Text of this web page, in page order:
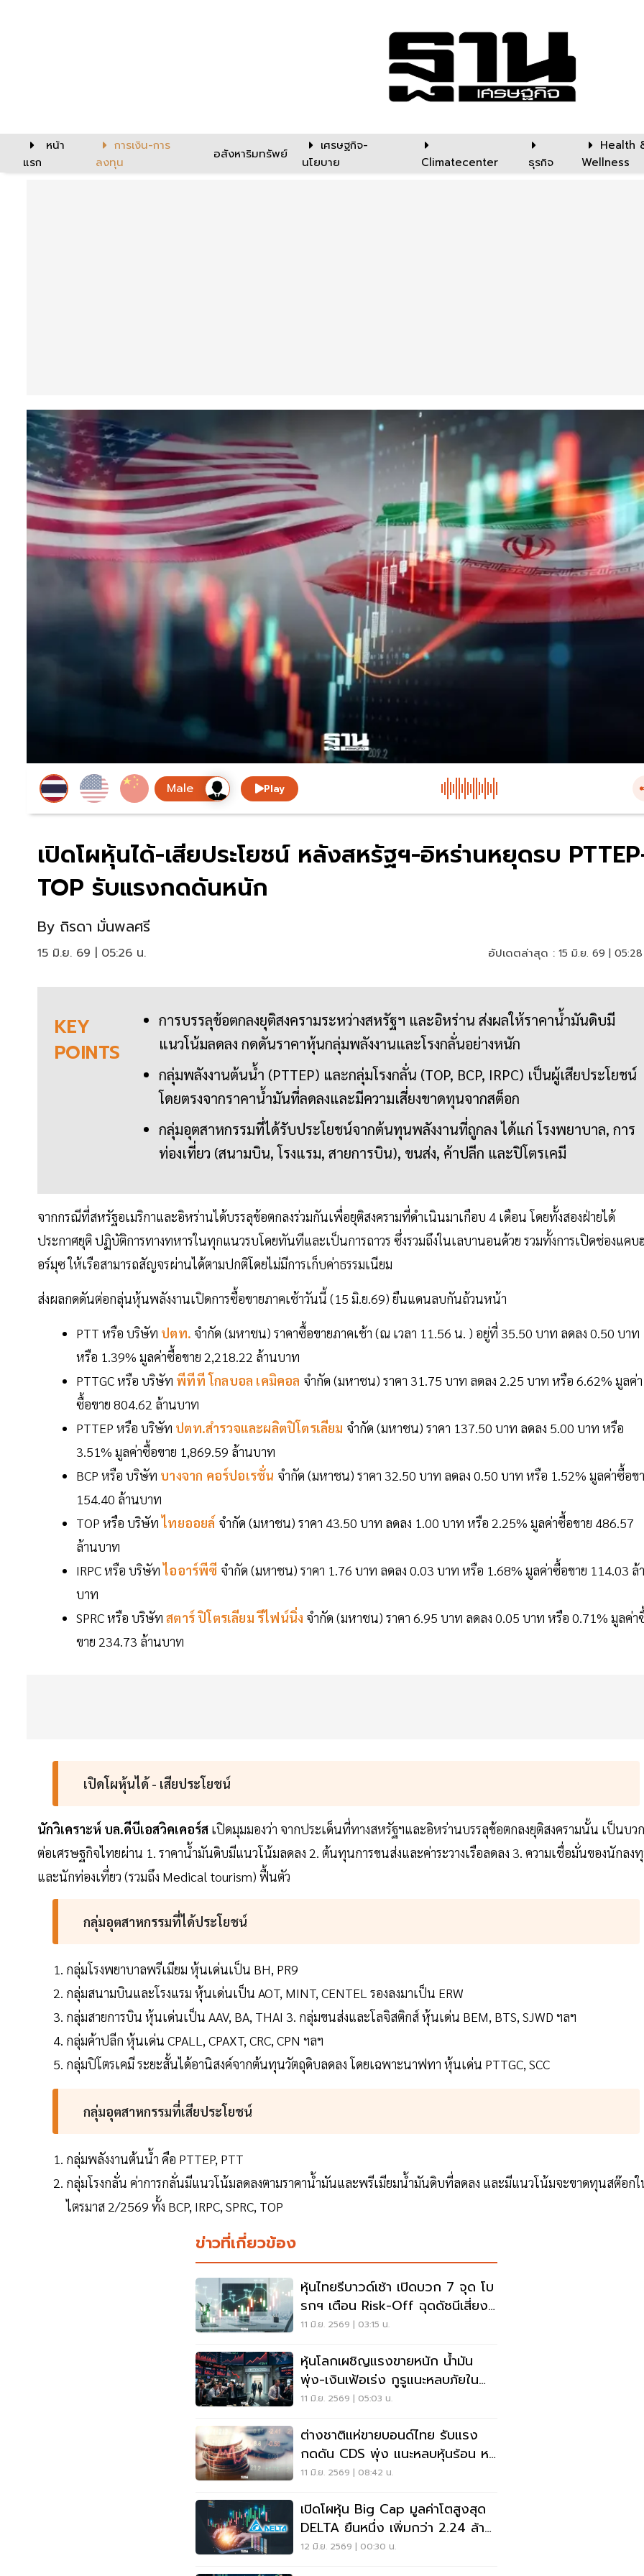
หน้า
แรก
การเงิน-การ
ลงทุน
อสังหาริมทรัพย์
เศรษฐกิจ-
นโยบาย
Climatecenter ธุรกิจ
Health
Wellness
Play
เปิดโผหุ้นได้-เสียประโยชน์ หลังสหรัฐฯ-อิหร่านหยุดรบ
TOP รับแรงกดดันหนัก
By ถิรดา มั่นพลศรี
15 มิ.ย. 69 | 05:26 น. อัปเดตล่าสุด : 15 มิ.ย. 69 |
KEY
POINTS
การบรรลุข้อตกลงยุติสงครามระหว่างสหรัฐฯ และอิหร่าน ส่งผลให้ราคาน้ำมันดิบมี
แนวโน้มลดลง กดดันราคาหุ้นกลุ่มพลังงานและโรงกลั่นอย่างหนัก
กลุ่มพลังงานต้นน้ำ (PTTEP) และกลุ่มโรงกลั่น (TOP, BCP, IRPC) เป็นผู้เสียประโยชน์
โดยตรงจากราคาน้ำมันที่ลดลงและมีความเสี่ยงขาดทุนจากสต็อก
กลุ่มอุตสาหกรรมที่ได้รับประโยชน์จากต้นทุนพลังงานที่ถูกลง ได้แก่ โรงพยาบาล, การ
ท่องเที่ยว (สนามบิน, โรงแรม, สายการบิน), ขนส่ง, ค้าปลีก และปิโตรเคมี
จากกรณีที่สหรัฐอเมริกาและอิหร่านได้บรรลุข้อตกลงร่วมกันเพื่อยุติสงครามที่ดำเนินมาเกือบ 4 เดือน โดยทั้งสองฝ่ายได้
ประกาศยุติ ปฏิบัติการทางทหารในทุกแนวรบโดยทันทีและเป็นการถาวร ซึ่งรวมถึงในเลบานอนด้วย รวมทั้งการเปิดช่องแคบ
อร์มุซ ให้เรือสามารถสัญจรผ่านได้ตามปกติโดยไม่มีการเก็บค่าธรรมเนียม
ส่งผลกดดันต่อกลุ่นหุ้นพลังงานเปิดการซื้อขายภาคเช้าวันนี้ (15 มิ.ย.69) ยืนแดนลบกันถ้วนหน้า
PTT หรือ บริษัท ปตท. จำกัด (มหาชน) ราคาซื้อขายภาคเช้า (ณ เวลา 11.56 น. ) อยู่ที่ 35.50 บาท ลดลง 0.50 บาท
หรือ 1.39% มูลค่าซื้อขาย 2,218.22 ล้านบาท
PTTGC หรือ บริษัท พีทีที โกลบอล เคมิคอล จำกัด (มหาชน) ราคา 31.75 บาท ลดลง 2.25 บาท หรือ 6.62% มูลค่า
ซื้อขาย 804.62 ล้านบาท
PTTEP หรือ บริษัท ปตท.สำรวจและผลิตปิโตรเลียม จำกัด (มหาชน) ราคา 137.50 บาท ลดลง 5.00 บาท หรือ
3.51% มูลค่าซื้อขาย 1,869.59 ล้านบาท
BCP หรือ บริษัท บางจาก คอร์ปอเรชั่น จำกัด (มหาชน) ราคา 32.50 บาท ลดลง 0.50 บาท หรือ 1.52% มูลค่าซื้อข
154.40 ล้านบาท
TOP หรือ บริษัทไทยออยล์ จำกัด (มหาชน) ราคา 43.50 บาท ลดลง 1.00 บาท หรือ 2.25% มูลค่าซื้อขาย 486.57
ล้านบาท
IRPC หรือ บริษัทไออาร์พีซี จำกัด (มหาชน) ราคา 1.76 บาท ลดลง 0.03 บาท หรือ 1.68% มูลค่าซื้อขาย 114.03 ล้
บาท
SPRC หรือ บริษัท สตาร์ ปิโตรเลียม รีไฟน์นิ่ง จำกัด (มหาชน) ราคา 6.95 บาท ลดลง 0.05 บาท หรือ 0.71% มูลค่า
ขาย 234.73 ล้านบาท
เปิดโผหุ้นได้ - เสียประโยชน์
นักวิเคราะห์ บล.ดีบีเอสวิคเคอร์ส เปิดมุมมองว่า จากประเด็นที่ทางสหรัฐฯและอิหร่านบรรลุข้อตกลงยุติสงครามนั้น เป็นบวก
ต่อเศรษฐกิจไทยผ่าน 1. ราคาน้ำมันดิบมีแนวโน้มลดลง 2. ต้นทุนการขนส่งและค่าระวางเรือลดลง 3. ความเชื่อมั่นของนักลง
และนักท่องเที่ยว (รวมถึง Medical tourism) ฟื้นตัว
กลุ่มอุตสาหกรรมที่ได้ประโยชน์
กลุ่มโรงพยาบาลพรีเมียม หุ้นเด่นเป็น BH, PR9
กลุ่มสนามบินและโรงแรม หุ้นเด่นเป็น AOT, MINT, CENTEL รองลงมาเป็น ERW
กลุ่มสายการบิน หุ้นเด่นเป็น AAV, BA, THAI 3. กลุ่มขนส่งและโลจิสติกส์ หุ้นเด่น BEM, BTS, SJWD ฯลฯ
กลุ่มค้าปลีก หุ้นเด่น CPALL, CPAXT, CRC, CPN ฯลฯ
กลุ่มปิโตรเคมี ระยะสั้นได้อานิสงค์จากต้นทุนวัตถุดิบลดลง โดยเฉพาะนาฟทา หุ้นเด่น PTTGC, SCC
กลุ่มอุตสาหกรรมที่เสียประโยชน์
กลุ่มพลังงานต้นน้ำ คือ PTTEP, PTT
กลุ่มโรงกลั่น ค่าการกลั่นมีแนวโน้มลดลงตามราคาน้ำมันและพรีเมียมน้ำมันดิบที่ลดลง และมีแนวโน้มจะขาดทุนสต๊อก
ไตรมาส 2/2569 ทั้ง BCP, IRPC, SPRC, TOP
ข่าวที่เกี่ยวข้อง
หุ้นไทยรีบาวด์เช้า เปิดบวก 7 จุด โบ
รกฯ เตือน Risk-Off ฉุดดัชนีเสี่ยง
ลงต่อ
11 มิ.ย. 2569 | 03:15 น.
หุ้นโลกเผชิญแรงขายหนัก น้ำมัน
พุ่ง-เงินเฟ้อเร่ง กูรูแนะหลบภัยใน
แบงก์ พลังงาน ค้าปลีก
11 มิ.ย. 2569 | 05:03 น.
ต่างชาติแห่ขายบอนด์ไทย รับแรง
กดดัน CDS พุ่ง แนะหลบหุ้นร้อน หา
หุ้นนิ่ง
11 มิ.ย. 2569 | 08:42 น.
เปิดโผหุ้น Big Cap มูลค่าโตสูงสุด
DELTA ยืนหนึ่ง เพิ่มกว่า 2.24 ล้าน
ล้าน
12 มิ.ย. 2569 | 00:30 น.